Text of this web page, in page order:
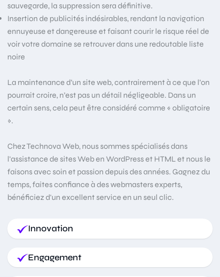
sauvegarde, la suppression sera définitive.
Insertion de publicités indésirables, rendant la navigation
ennuyeuse et dangereuse et faisant courir le risque réel de
voir votre domaine se retrouver dans une redoutable liste
noire
La maintenance d’un site web, contrairement à ce que l’on
pourrait croire, n’est pas un détail négligeable. Dans un
certain sens, cela peut être considéré comme « obligatoire
».
Chez Technova Web, nous sommes spécialisés dans
l'assistance de sites Web en WordPress et HTML et nous le
faisons avec soin et passion depuis des années. Gagnez du
temps, faites confiance à des webmasters experts,
bénéficiez d'un excellent service en un seul clic.
Innovation
Engagement